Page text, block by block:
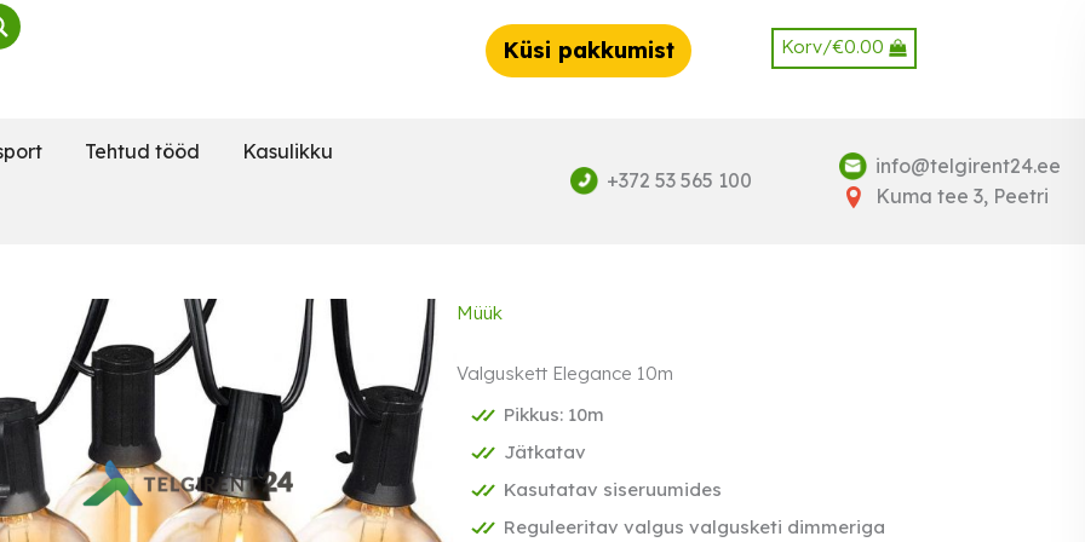
Korv/€0.00
Küsi pakkumist
Tehtud tööd Kasulikku
+372 53 565 100
info@telgirent24.ee
Kuma tee 3, Peetri
Müük
Valguskett Elegance 10m
Pikkus: 10m
Jätkatav
Kasutatav siseruumides
Reguleeritav valgus valgusketi dimmeriga